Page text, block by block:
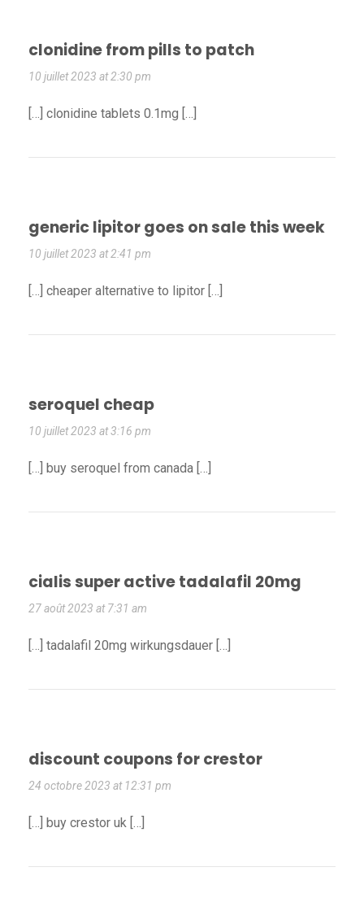
clonidine from pills to patch
10 juillet 2023 at 2:30 pm
[…] clonidine tablets 0.1mg […]
generic lipitor goes on sale this week
10 juillet 2023 at 2:41 pm
[…] cheaper alternative to lipitor […]
seroquel cheap
10 juillet 2023 at 3:16 pm
[…] buy seroquel from canada […]
cialis super active tadalafil 20mg
27 août 2023 at 7:31 am
[…] tadalafil 20mg wirkungsdauer […]
discount coupons for crestor
24 octobre 2023 at 12:31 pm
[…] buy crestor uk […]